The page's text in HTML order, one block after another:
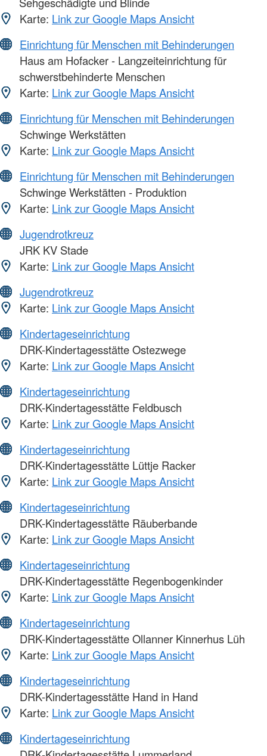
Karte: Link zur Google Maps Ansicht
Einrichtung für Menschen mit Behinderungen
Haus am Hofacker - Langzeiteinrichtung für
schwerstbehinderte Menschen
Karte: Link zur Google Maps Ansicht
Einrichtung für Menschen mit Behinderungen
Schwinge Werkstätten
Karte: Link zur Google Maps Ansicht
Einrichtung für Menschen mit Behinderungen
Schwinge Werkstätten - Produktion
Karte: Link zur Google Maps Ansicht
Jugendrotkreuz
JRK KV Stade
Karte: Link zur Google Maps Ansicht
Jugendrotkreuz
Karte: Link zur Google Maps Ansicht
Kindertageseinrichtung
DRK-Kindertagesstätte Ostezwege
Karte: Link zur Google Maps Ansicht
Kindertageseinrichtung
DRK-Kindertagesstätte Feldbusch
Karte: Link zur Google Maps Ansicht
Kindertageseinrichtung
DRK-Kindertagesstätte Lüttje Racker
Karte: Link zur Google Maps Ansicht
Kindertageseinrichtung
DRK-Kindertagesstätte Räuberbande
Karte: Link zur Google Maps Ansicht
Kindertageseinrichtung
DRK-Kindertagesstätte Regenbogenkinder
Karte: Link zur Google Maps Ansicht
Kindertageseinrichtung
DRK-Kindertagesstätte Ollanner Kinnerhus Lüh
Karte: Link zur Google Maps Ansicht
Kindertageseinrichtung
DRK-Kindertagesstätte Hand in Hand
Karte: Link zur Google Maps Ansicht
Kindertageseinrichtung